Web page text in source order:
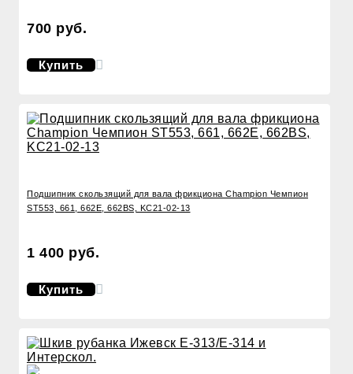
700 руб.
Купить
Подшипник скользящий для вала фрикциона Champion Чемпион
ST553, 661, 662E, 662BS, KC21-02-13
1 400 руб.
Купить